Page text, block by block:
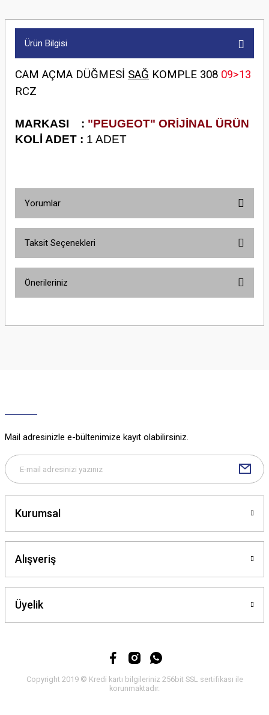
Ürün Bilgisi
CAM AÇMA DÜĞMESİ SAĞ KOMPLE 308 09>13
RCZ
MARKASI : "PEUGEOT" ORİJİNAL ÜRÜN
KOLİ ADET : 1 ADET
Yorumlar
Taksit Seçenekleri
Önerileriniz
yetersiz gördüğünüz noktaları öneri formunu kullanarak tarafımıza
Bu ürüne benzer farklı alternatifler olmalı.
Mail adresinizle e-bültenimize kayıt olabilirsiniz.
Kurumsal
Alışveriş
Üyelik
Copyright 2019 © Kredi kartı bilgileriniz 256bit SSL sertifikası ile
korunmaktadır.